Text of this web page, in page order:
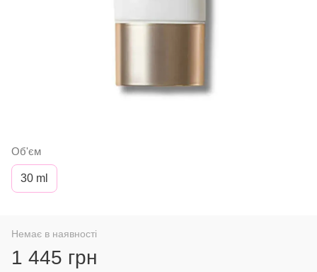
Об'єм
30 ml
Немає в наявності
1 445 грн